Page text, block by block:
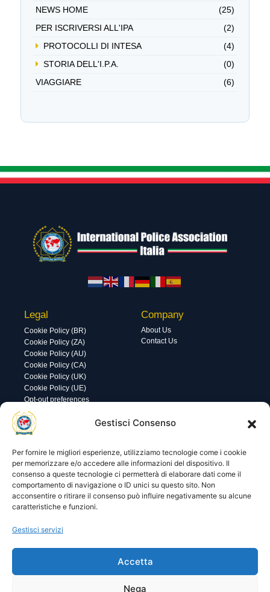
Gestisci Consenso
Per fornire le migliori esperienze, utilizziamo tecnologie come i cookie
per memorizzare e/o accedere alle informazioni del dispositivo. Il
consenso a queste tecnologie ci permetterà di elaborare dati come il
comportamento di navigazione o ID unici su questo sito. Non
acconsentire o ritirare il consenso può influire negativamente su alcune
caratteristiche e funzioni.
Gestisci servizi
Accetta
Nega
NEWS HOME
(25)
PER ISCRIVERSI ALL'IPA
(2)
PROTOCOLLI DI INTESA
(4)
STORIA DELL'I.P.A.
(0)
VIAGGIARE
(6)
Legal
Cookie Policy (BR)
Cookie Policy (ZA)
Cookie Policy (AU)
Cookie Policy (CA)
Cookie Policy (UK)
Cookie Policy (UE)
Opt-out preferences
Company
About Us
Contact Us
Utility
Visite di oggi: 37
Visite totali: 13822
Area gestione